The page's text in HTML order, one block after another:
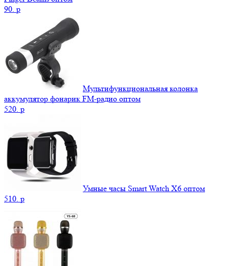
90. p
Мультифункциональная колонка
аккумулятор фонарик FM-радио оптом
520. p
Умные часы Smart Watch X6 оптом
510. p